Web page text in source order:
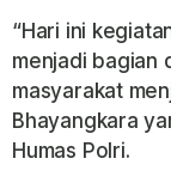
“Hari ini
menjadi bagian
masyarakat
Bhayangkara
Humas Polri.